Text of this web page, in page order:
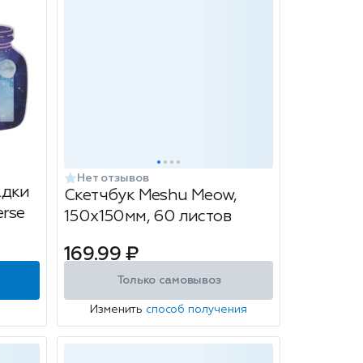
Нет отзывов
Скетчбук Meshu Meow,
150х150мм, 60 листов
169.99 ₽
Только самовывоз
Изменить способ получения